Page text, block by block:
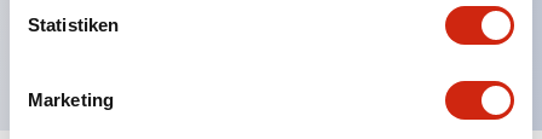
Statistiken
Marketing